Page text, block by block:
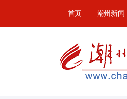
首页 潮州新闻